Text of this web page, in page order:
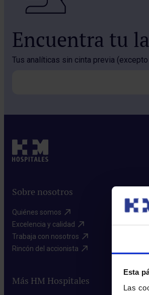
Esta
Las
Encuentra tu
Tus analíticas sin cinta previa
Sobre nosotros
Quiénes somos​
Excelencia y calidad​
Trabaja con nosotros​
Rincón del accionista​
Más HM Hospitales